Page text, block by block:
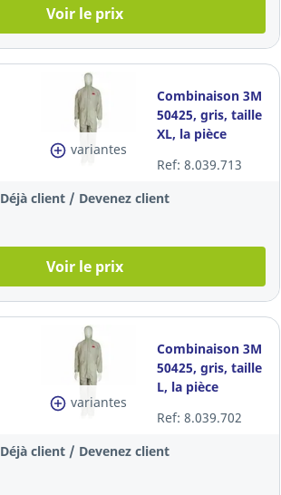
Voir le prix
variantes
Combinaison 3M
50425, gris, taille
XL, la pièce
Ref: 8.039.713
Déjà client / Devenez client
Voir le prix
variantes
Combinaison 3M
50425, gris, taille
L, la pièce
Ref: 8.039.702
Déjà client / Devenez client